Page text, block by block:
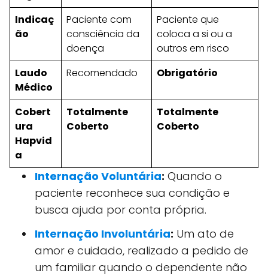
Indicaç
ão
Paciente com
consciência da
doença
Paciente que
coloca a si ou a
outros em risco
Laudo
Médico
Recomendado Obrigatório
Cobert
ura
Hapvid
a
Totalmente
Coberto
Totalmente
Coberto
Internação Voluntária: Quando o
paciente reconhece sua condição e
busca ajuda por conta própria.
Internação Involuntária: Um ato de
amor e cuidado, realizado a pedido de
um familiar quando o dependente não